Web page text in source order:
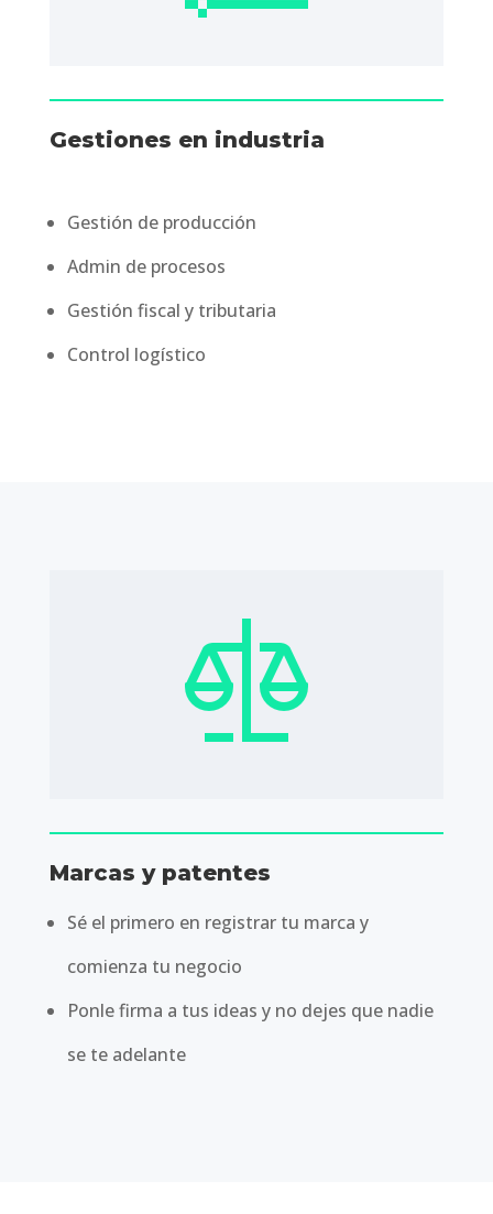
Gestiones en industria
Gestión de producción
Admin de procesos
Gestión fiscal y tributaria
Control logístico
Marcas y patentes
Sé el primero en registrar tu marca y
comienza tu negocio
Ponle firma a tus ideas y no dejes que nadie
se te adelante